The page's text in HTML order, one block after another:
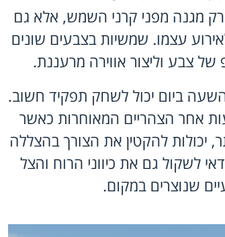
מגנה מפני קרני השמש, אלא גם
עצמו. שמשיות בצבעים שונים
של צבע וליצור אווירה מרעננת.
השעה ביום יכול לשחק תפקיד חשוב.
אחר הצהריים המאוחרות כאשר
יכולות להקטין את הצורך בהצללה
לשקול גם את כיווני הרוח והצל
שנוצרים במקום.